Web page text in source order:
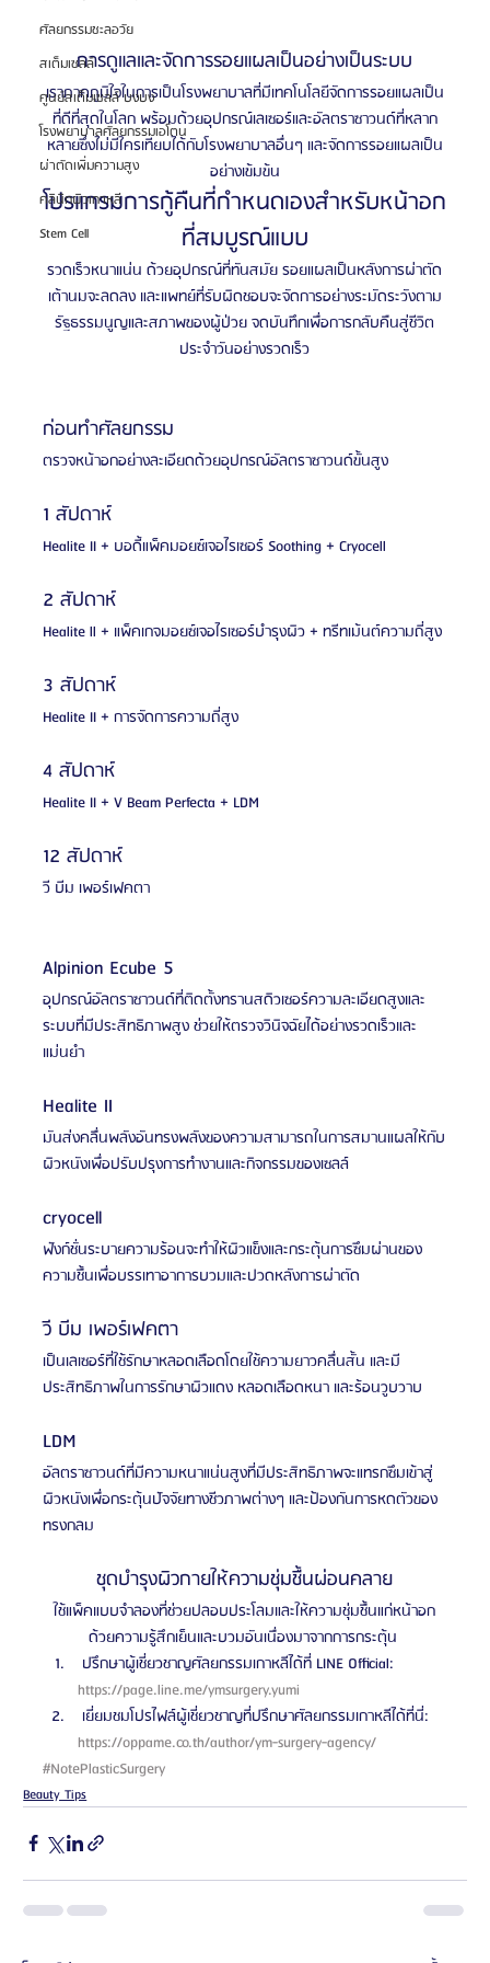
ศัลยกรรมชะลอวัย
สเต็มเซลล์
ศูนย์สเต็มเซลล์ บงบง
โรงพยาบาลศัลยกรรมเอโตน
ผ่าตัดเพิ่มความสูง
คลินิกผิวเกาหลี
Stem Cell
การดูแลและจัดการรอยแผลเป็นอย่างเป็นระบบ
เราภาคภูมิใจในการเป็นโรงพยาบาลที่มีเทคโนโลยีจัดการรอยแผลเป็น
ที่ดีที่สุดในโลก พร้อมด้วยอุปกรณ์เลเซอร์และอัลตราซาวนด์ที่หลาก
หลายซึ่งไม่มีใครเทียบได้กับโรงพยาบาลอื่นๆ และจัดการรอยแผลเป็น
อย่างเข้มข้น
โปรแกรมการกู้คืนที่กำหนดเองสำหรับหน้าอก
ที่สมบูรณ์แบบ
รวดเร็วหนาแน่น ด้วยอุปกรณ์ที่ทันสมัย ​​รอยแผลเป็นหลังการผ่าตัด
เต้านมจะลดลง และแพทย์ที่รับผิดชอบจะจัดการอย่างระมัดระวังตาม
รัฐธรรมนูญและสภาพของผู้ป่วย จดบันทึกเพื่อการกลับคืนสู่ชีวิต
ประจำวันอย่างรวดเร็ว
ก่อนทำศัลยกรรม
ตรวจหน้าอกอย่างละเอียดด้วยอุปกรณ์อัลตราซาวนด์ขั้นสูง
1 สัปดาห์
Healite II + บอดี้แพ็คมอยซ์เจอไรเซอร์ Soothing + Cryocell
2 สัปดาห์
Healite ll + แพ็คเกจมอยซ์เจอไรเซอร์บำรุงผิว + ทรีทเม้นต์ความถี่สูง
3 สัปดาห์
Healite II + การจัดการความถี่สูง
4 สัปดาห์
Healite II + V Beam Perfecta + LDM
12 สัปดาห์
วี บีม เพอร์เฟคตา
Alpinion Ecube 5
อุปกรณ์อัลตราซาวนด์ที่ติดตั้งทรานสดิวเซอร์ความละเอียดสูงและ
ระบบที่มีประสิทธิภาพสูง ช่วยให้ตรวจวินิจฉัยได้อย่างรวดเร็วและ
แม่นยำ
Healite II
มันส่งคลื่นพลังอันทรงพลังของความสามารถในการสมานแผลให้กับ
ผิวหนังเพื่อปรับปรุงการทำงานและกิจกรรมของเซลล์
cryocell
ฟังก์ชั่นระบายความร้อนจะทำให้ผิวแข็งและกระตุ้นการซึมผ่านของ
ความชื้นเพื่อบรรเทาอาการบวมและปวดหลังการผ่าตัด
วี บีม เพอร์เฟคตา
เป็นเลเซอร์ที่ใช้รักษาหลอดเลือดโดยใช้ความยาวคลื่นสั้น และมี
ประสิทธิภาพในการรักษาผิวแดง หลอดเลือดหนา และร้อนวูบวาบ
LDM
อัลตราซาวนด์ที่มีความหนาแน่นสูงที่มีประสิทธิภาพจะแทรกซึมเข้าสู่
ผิวหนังเพื่อกระตุ้นปัจจัยทางชีวภาพต่างๆ และป้องกันการหดตัวของ
ทรงกลม
ชุดบำรุงผิวกายให้ความชุ่มชื้นผ่อนคลาย
ใช้แพ็คแบบจำลองที่ช่วยปลอบประโลมและให้ความชุ่มชื้นแก่หน้าอก
ด้วยความรู้สึกเย็นและบวมอันเนื่องมาจากการกระตุ้น
ปรึกษาผู้เชี่ยวชาญศัลยกรรมเกาหลีได้ที่ LINE Official:
https://page.line.me/ymsurgery.yumi
เยี่ยมชมโปรไฟล์ผู้เชี่ยวชาญที่ปรึกษาศัลยกรรมเกาหลีได้ที่นี่:
https://oppame.co.th/author/ym-surgery-agency/
#NotePlasticSurgery
Beauty Tips